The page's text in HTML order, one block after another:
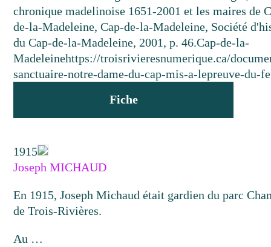
chronique madelinoise 1651-2001 et les maires de
de-la-Madeleine, Cap-de-la-Madeleine, Société
du Cap-de-la-Madeleine, 2001, p. 46.Cap-de-la-
Madeleinehttps://troisrivieresnumerique.ca/
sanctuaire-notre-dame-du-cap-mis-a-lepreuve-du-
Fiche
1915
Joseph MICHAUD
En 1915, Joseph Michaud était gardien du parc
de Trois-Rivières.
Au …